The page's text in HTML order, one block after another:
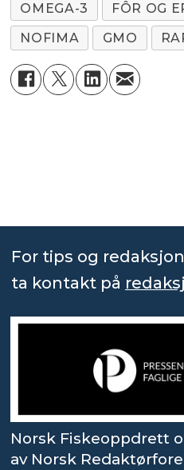
OMEGA-3 FÔR OG
NOFIMA
GMO
For tips og
ta kontakt på
Norsk Fiskeoppdrett
av Norsk